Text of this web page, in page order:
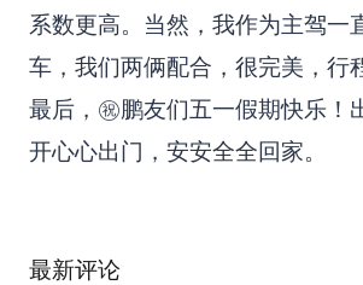
系数更高。当然，我作为主驾一
车，我们两俩配合，很完美，行
最后，㊗鹏友们五一假期快乐！
开心心出门，安安全全回家。
最新评论